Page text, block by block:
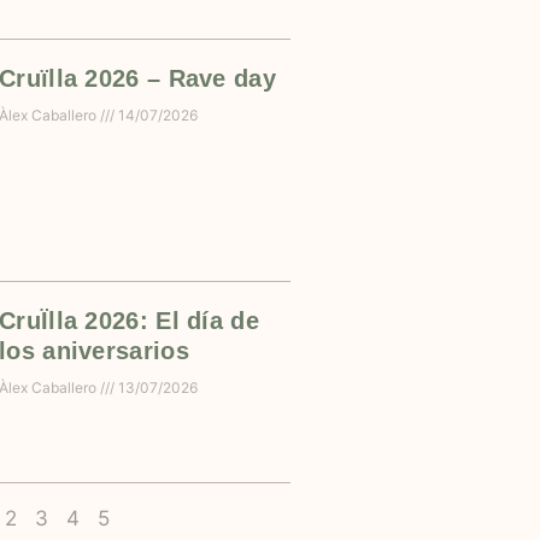
Cruïlla 2026 – Rave day
Àlex Caballero 14/07/2026
CruÏlla 2026: El día de
los aniversarios
Àlex Caballero 13/07/2026
2 3 4 5